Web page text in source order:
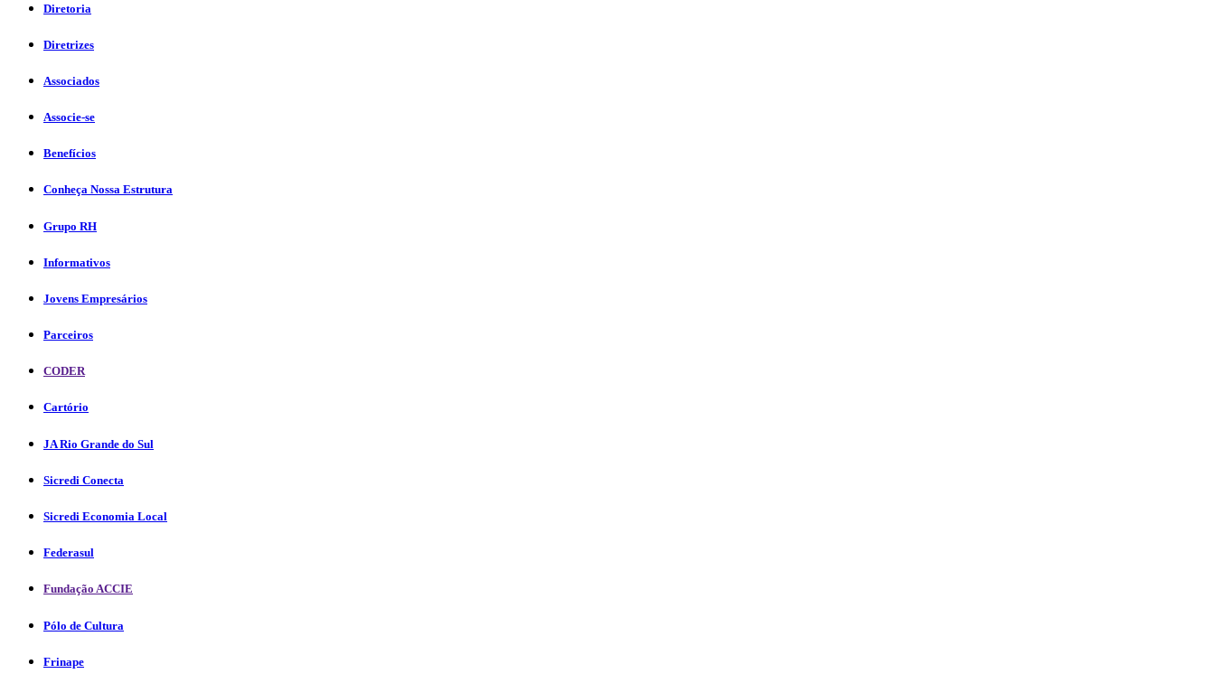
Diretoria
Diretrizes
Associados
Associe-se
Benefícios
Conheça Nossa Estrutura
Grupo RH
Informativos
Jovens Empresários
Parceiros
CODER
Cartório
JA Rio Grande do Sul
Sicredi Conecta
Sicredi Economia Local
Federasul
Fundação ACCIE
Pólo de Cultura
Frinape